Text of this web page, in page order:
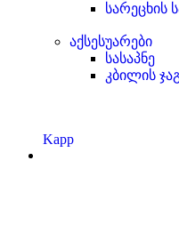
სარეცხის
აქსესუარები
სასაპნე
კბილის
Kapp